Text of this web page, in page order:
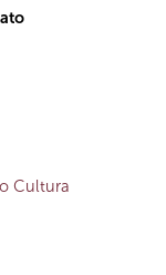
Cultura